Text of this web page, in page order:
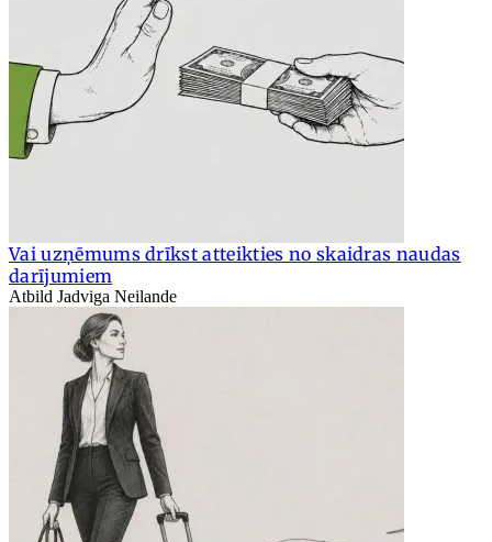
Vai uzņēmums drīkst atteikties no skaidras naudas
darījumiem
Atbild Jadviga Neilande